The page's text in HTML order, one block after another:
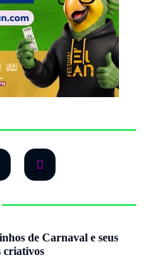
de Carnaval e seus
criativos